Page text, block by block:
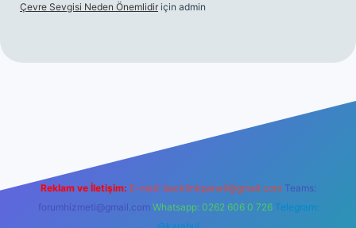
Çevre Sevgisi Neden Önemlidir için admin
Reklam ve İletişim: E-mail: backlinkpaneli@gmail.com Teams:
forumhizmeti@gmail.com Whatsapp: 0262 606 0 726 Telegram: